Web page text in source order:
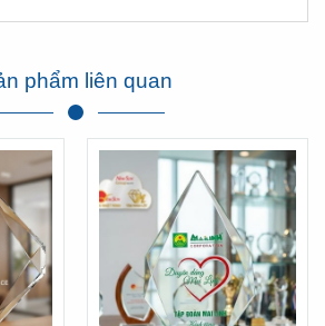
phẩm liên quan